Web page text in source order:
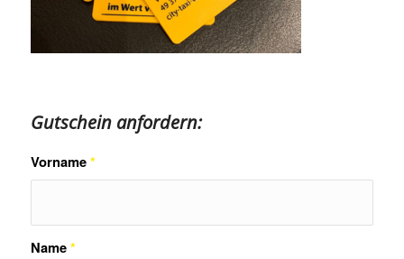
Gutschein anfordern:
Vorname*
Name*